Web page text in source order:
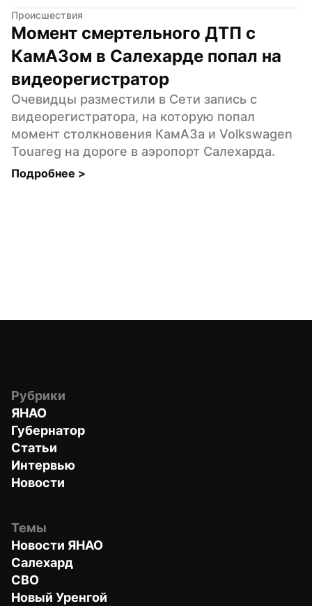
Происшествия
Момент смертельного ДТП с
КамАЗом в Салехарде попал на
видеорегистратор
Очевидцы разместили в Сети запись с
видеорегистратора, на которую попал
момент столкновения КамАЗа и Volkswagen
Touareg на дороге в аэропорт Салехарда.
Подробнее >
Рубрики
ЯНАО
Губернатор
Статьи
Интервью
Новости
Темы
Новости ЯНАО
Салехард
СВО
Новый Уренгой